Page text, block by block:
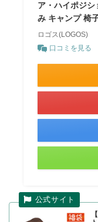
ア・ハイポジ
み キャンプ 椅
ロゴス(LOGOS)
口コミを見る